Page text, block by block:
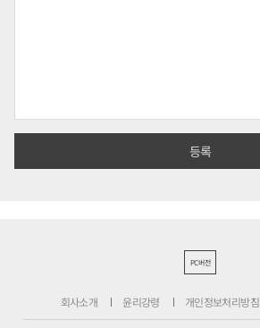
PC버전
회사소개 윤리강령 개인정보처리방침